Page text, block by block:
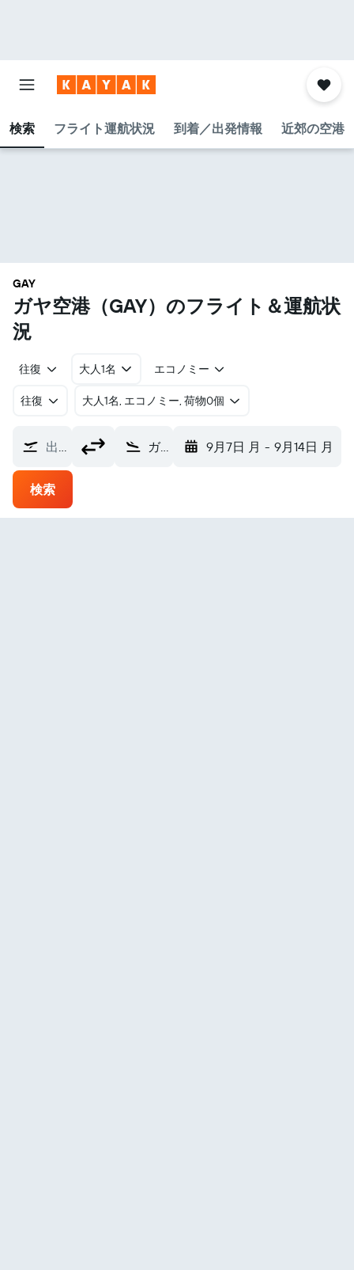
検索 フライト運航状況 到着／出発情報 近郊の空港
GAY
ガヤ空港​（GAY​）のフライト＆運航状
況
往復 大人1名 エコノミー
往復 ​大人1名, エコノミー, 荷物0個
出発地 ガヤ空港 (GAY) 9月7日 月 - 9月14日 月
検索